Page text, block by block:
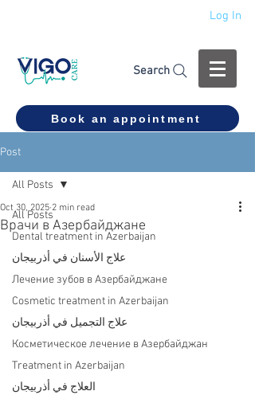
Log In
Search
Book an appointment
Post
All Posts
Dental treatment in Azerbaijan
علاج الأسنان في أذربيجان
Лечение зубов в Азербайджане
Cosmetic treatment in Azerbaijan
علاج التجميل في أذربيجان
Косметическое лечение в Азербайджан
Treatment in Azerbaijan
العلاج في أذربيجان
All Posts
Врачи в Азербайджане
Oct 30, 2025 2 min read